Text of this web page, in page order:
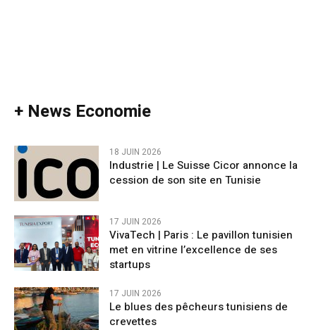
+ News Economie
18 JUIN 2026
Industrie | Le Suisse Cicor annonce la
cession de son site en Tunisie
17 JUIN 2026
VivaTech | Paris : Le pavillon tunisien
met en vitrine l’excellence de ses
startups
17 JUIN 2026
Le blues des pêcheurs tunisiens de
crevettes